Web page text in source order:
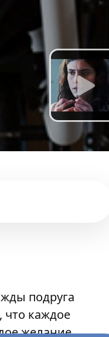
подруга
что каждое
желание